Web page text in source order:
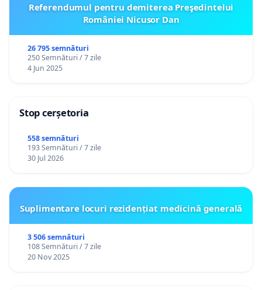
Referendumul pentru demiterea Preşedintelui
României Nicusor Dan
26 795 semnături
250 Semnături / 7 zile
4 Jun 2025
Stop cerșetoria
558 semnături
193 Semnături / 7 zile
30 Jul 2026
Suplimentare locuri rezidențiat medicină generală
3 506 semnături
108 Semnături / 7 zile
20 Nov 2025